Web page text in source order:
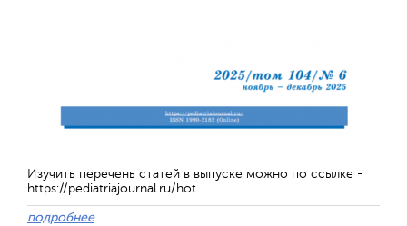
Изучить перечень статей в выпуске можно по ссылке -
https://pediatriajournal.ru/hot
подробнее
Отправить